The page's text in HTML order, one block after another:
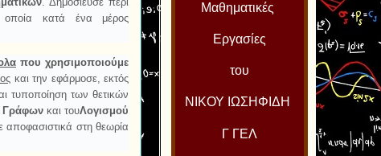
οποία κατά ένα μέρος
που χρησιμοποιούμε
και την εφάρμοσε, εκτός
τυποποίηση των θετικών
Γράφων και τουΛογισμού
αποφασιστικά στη θεωρία
Μαθηματικές
Εργασίες
του
ΝΙΚΟΥ ΙΩΣΗΦΙΔΗ
Γ ΓΕΛ